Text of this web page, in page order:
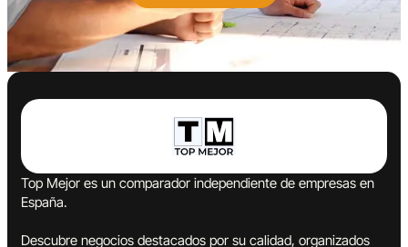
Top Mejor es un comparador independiente de empresas en
España.
Descubre negocios destacados por su calidad, organizados